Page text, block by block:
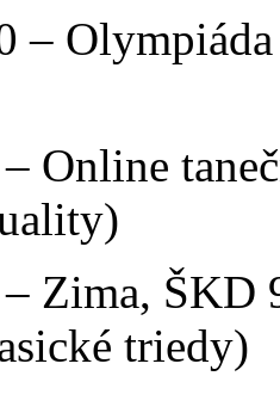
–
Online
Zima, ŠKD
triedy)